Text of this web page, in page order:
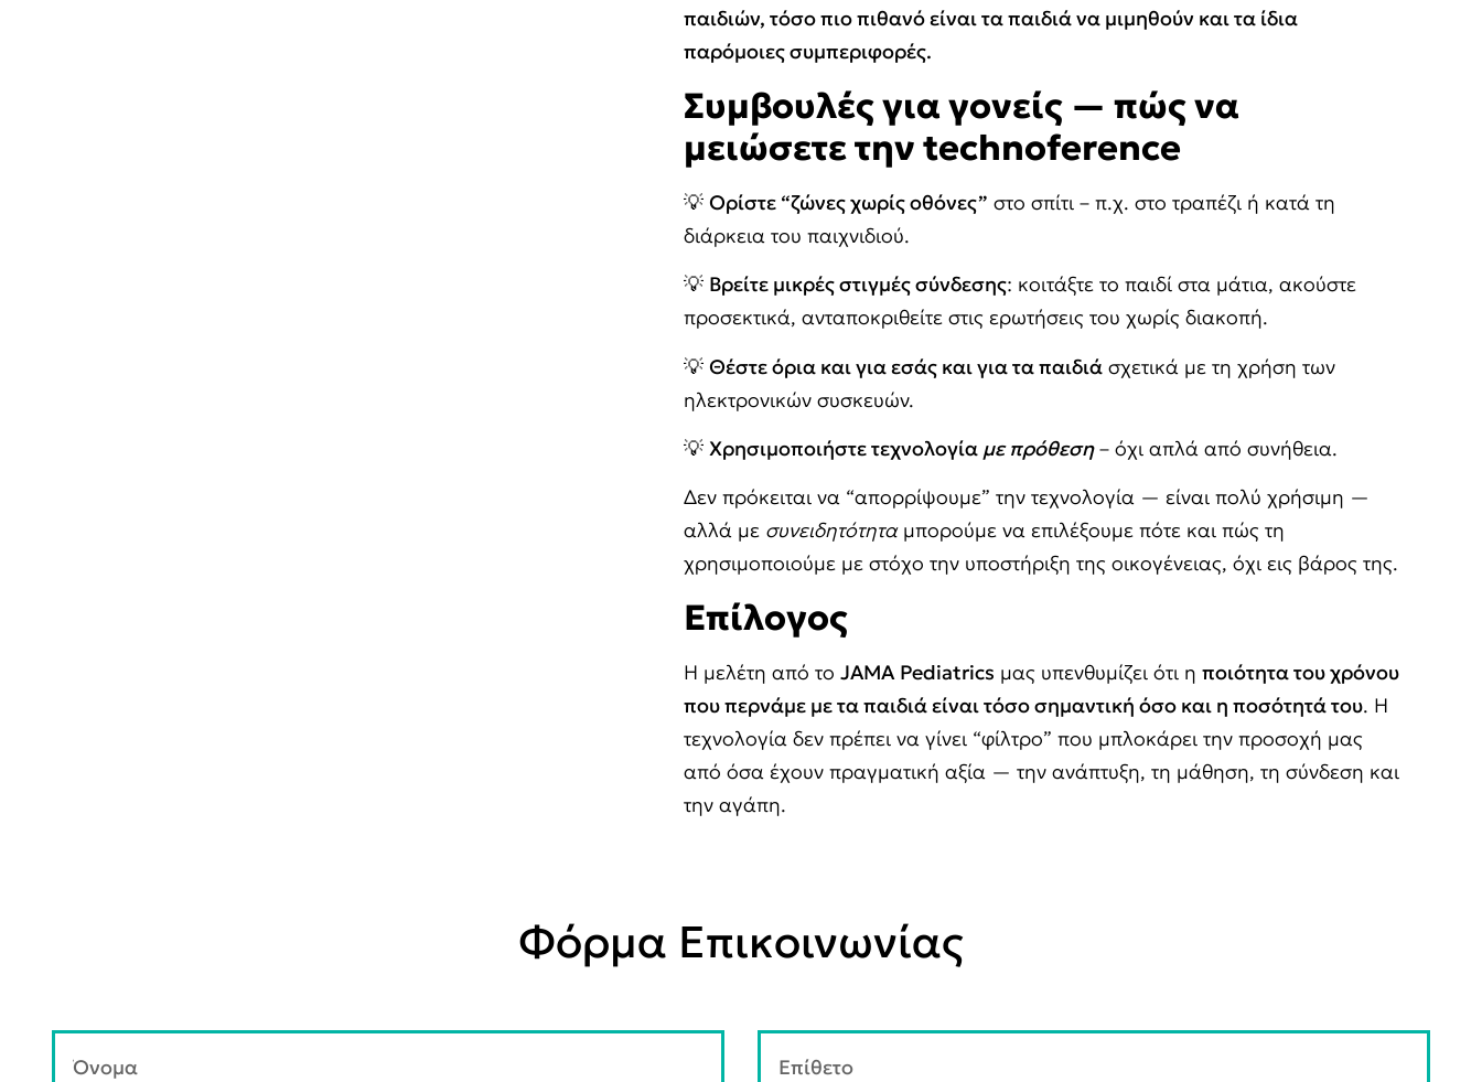
παιδιών, τόσο πιο πιθανό είναι τα παιδιά να μιμηθούν και τα ίδια
παρόμοιες συμπεριφορές.
Συμβουλές για γονείς — πώς να
μειώσετε την technoference
💡 Ορίστε “ζώνες χωρίς οθόνες” στο σπίτι – π.χ. στο τραπέζι ή κατά τη
διάρκεια του παιχνιδιού.
💡 Βρείτε μικρές στιγμές σύνδεσης: κοιτάξτε το παιδί στα μάτια, ακούστε
προσεκτικά, ανταποκριθείτε στις ερωτήσεις του χωρίς διακοπή.
💡 Θέστε όρια και για εσάς και για τα παιδιά σχετικά με τη χρήση των
ηλεκτρονικών συσκευών.
💡 Χρησιμοποιήστε τεχνολογία με πρόθεση– όχι απλά από συνήθεια.
Δεν πρόκειται να “απορρίψουμε” την τεχνολογία — είναι πολύ χρήσιμη —
αλλά με συνειδητότηταμπορούμε να επιλέξουμε πότε και πώς τη
χρησιμοποιούμε με στόχο την υποστήριξη της οικογένειας, όχι εις βάρος της.
Επίλογος
Η μελέτη από το JAMA Pediatrics μας υπενθυμίζει ότι η ποιότητα του χρόνου
που περνάμε με τα παιδιά είναι τόσο σημαντική όσο και η ποσότητά του. Η
τεχνολογία δεν πρέπει να γίνει “φίλτρο” που μπλοκάρει την προσοχή μας
από όσα έχουν πραγματική αξία — την ανάπτυξη, τη μάθηση, τη σύνδεση και
την αγάπη.
Φόρμα Επικοινωνίας